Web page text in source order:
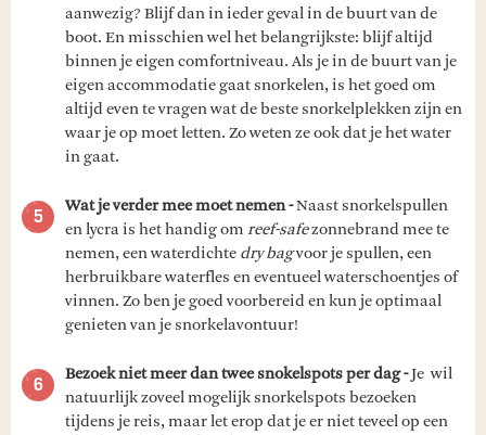
aanwezig? Blijf dan in ieder geval in de buurt van de
boot. En misschien wel het belangrijkste: blijf altijd
binnen je eigen comfortniveau. Als je in de buurt van je
eigen accommodatie gaat snorkelen, is het goed om
altijd even te vragen wat de beste snorkelplekken zijn en
waar je op moet letten. Zo weten ze ook dat je het water
in gaat.
Wat je verder mee moet nemen -Naast snorkelspullen
en lycra is het handig om reef-safezonnebrand mee te
nemen, een waterdichte dry bagvoor je spullen, een
herbruikbare waterfles en eventueel waterschoentjes of
vinnen. Zo ben je goed voorbereid en kun je optimaal
genieten van je snorkelavontuur!
Bezoek niet meer dan twee snokelspots per dag -Je wil
natuurlijk zoveel mogelijk snorkelspots bezoeken
tijdens je reis, maar let erop dat je er niet teveel op een